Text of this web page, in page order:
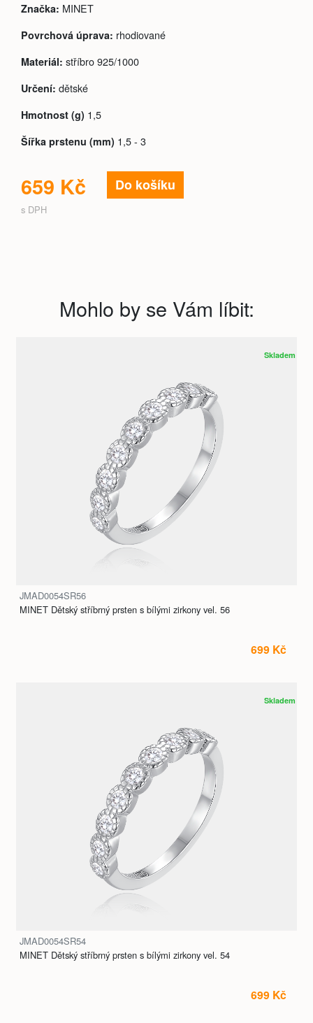
Značka: MINET
Povrchová úprava: rhodiované
Materiál: stříbro 925/1000
Určení: dětské
Hmotnost (g) 1,5
Šířka prstenu (mm) 1,5 - 3
659 Kč
s DPH
Do košíku
Mohlo by se Vám líbit:
Skladem
JMAD0054SR56
MINET Dětský stříbrný prsten s bílými zirkony vel. 56
699 Kč
Skladem
JMAD0054SR54
MINET Dětský stříbrný prsten s bílými zirkony vel. 54
699 Kč